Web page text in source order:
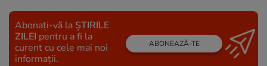
Abonați-vă la ȘTIRILE
ZILEI pentru a fi la
curent cu cele mai noi
informații.
ABONEAZĂ-TE